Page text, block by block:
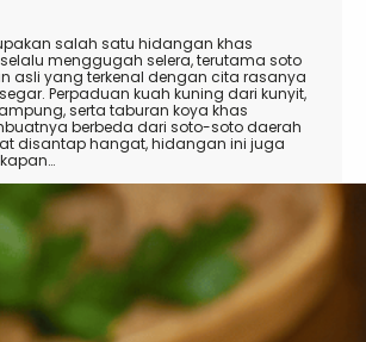
salah satu hidangan khas
menggugah selera, terutama soto
asli yang terkenal dengan cita rasanya
Perpaduan kuah kuning dari kunyit,
serta taburan koya khas
berbeda dari soto-soto daerah
disantap hangat, hidangan ini juga